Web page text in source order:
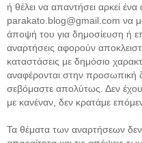
ή θέλει να απαντήσει αρκεί
parakato.blog@gmail.com να
άποψή του για δημοσίευση ή
αναρτήσεις αφορούν
καταστάσεις με δημόσιο
αναφέρονται στην προσωπική
σεβόμαστε απολύτως. Δεν
με κανέναν, δεν κρατάμε
Τα θέματα των αναρτήσεων